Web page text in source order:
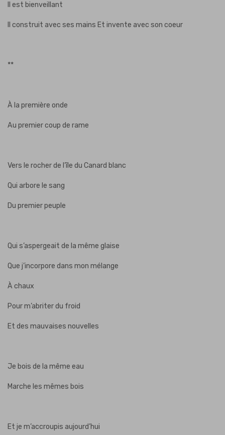
Il est bienveillant
Il construit avec ses mains Et invente avec son coeur
**
À la première onde
Au premier coup de rame
Vers le rocher de l’île du Canard blanc
Qui arbore le sang
Du premier peuple
Qui s’aspergeait de la même glaise
Que j’incorpore dans mon mélange
À chaux
Pour m’abriter du froid
Et des mauvaises nouvelles
Je bois de la même eau
Marche les mêmes bois
Et je m’accroupis aujourd’hui